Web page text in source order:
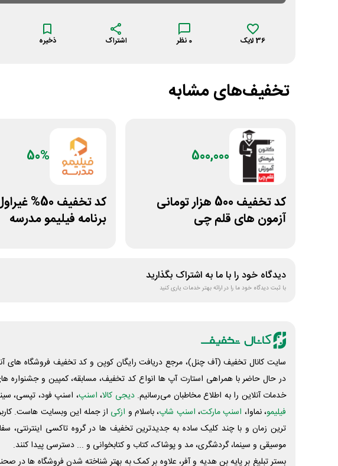
36 لایک 0 نظر اشتراک ذخیره
تخفیف‌های مشابه
500,000
کد تخفیف 500 هزار تومانی
آزمون های قلم چی
50%
کد تخفیف
برنامه فیلیمو مدرسه
دیدگاه خود را با ما به اشتراک بگذارید
با ثبت دیدگاه خود ما را در ارائه بهتر خدمات یاری کنید
سایت کانال تخفیف (آف چنل)، مرجع دریافت رایگان کوپن و کد تخفیف فروشگاه های
در حال حاضر با همراهی استارت آپ ها انواع کد تخفیف، مسابقه، کمپین و جشنواره
خدمات آنلاین را به اطلاع مخاطبان می‌رسانیم. دیجی کالا، اسنپ، اسنپ فود، تپسی،
فیلیمو، نماوا، اسنپ مارکت، اسنپ شاپ، باسلام و ازکی از جمله این وبسایت ‌هاست.
ترین زمان و با چند کلیک ساده به جدیدترین تخفیف ها در گروه تاکسی اینترنتی،
موسیقی و سینما، گردشگری، مد و پوشاک، کتاب و کتابخوانی و ... دسترسی پیدا کنند.
بستر تبلیغ بر پایه بن هدیه و آفر، علاوه بر کمک به بهتر شناخته شدن فروشگاه ها در